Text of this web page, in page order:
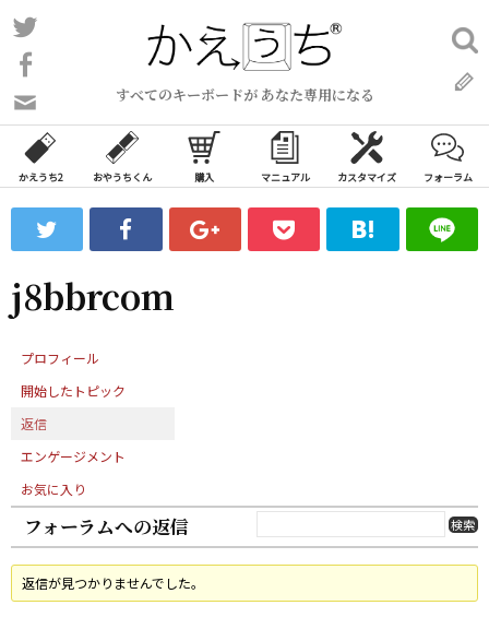
コ
ン
ン
ツ
ス
ッ
プ
すべてのキーボードが あなた専用になる
い
合
わ
フ
ォ
ム
検
索:
かえうち2 おやうちくん 購入 マニュアル カスタマイズ フォーラム
j8bbrcom
プロフィール
開始したトピック
返信
エンゲージメント
お気に入り
フォーラムへの返信
返信が見つかりませんでした。